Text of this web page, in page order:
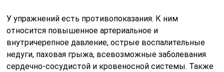
У упражнений есть противопоказания. К ним
относится повышенное артериальное и
внутричерепное давление, острые воспалительные
недуги, паховая грыжа, всевозможные заболевания
сердечно-сосудистой и кровеносной системы. Также